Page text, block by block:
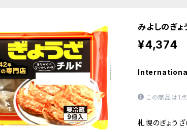
みよしのぎ
¥4,374
この商品は1
札幌のぎょう